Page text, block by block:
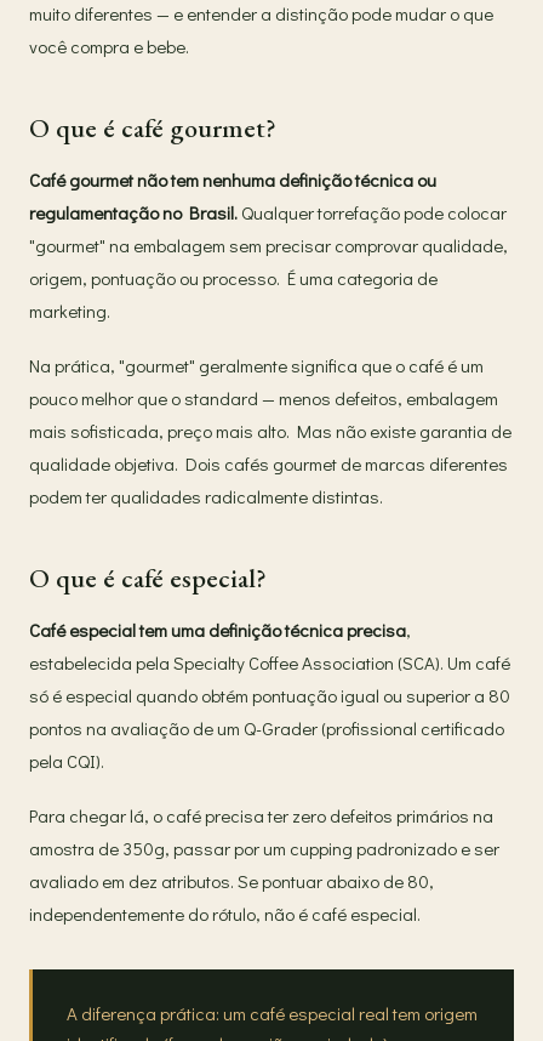
muito diferentes — e entender a distinção pode mudar o que
você compra e bebe.
O que é café gourmet?
Café gourmet não tem nenhuma definição técnica ou
regulamentação no Brasil. Qualquer torrefação pode colocar
"gourmet" na embalagem sem precisar comprovar qualidade,
origem, pontuação ou processo. É uma categoria de
marketing.
Na prática, "gourmet" geralmente significa que o café é um
pouco melhor que o standard — menos defeitos, embalagem
mais sofisticada, preço mais alto. Mas não existe garantia de
qualidade objetiva. Dois cafés gourmet de marcas diferentes
podem ter qualidades radicalmente distintas.
O que é café especial?
Café especial tem uma definição técnica precisa,
estabelecida pela Specialty Coffee Association (SCA). Um café
só é especial quando obtém pontuação igual ou superior a 80
pontos na avaliação de um Q-Grader (profissional certificado
pela CQI).
Para chegar lá, o café precisa ter zero defeitos primários na
amostra de 350g, passar por um cupping padronizado e ser
avaliado em dez atributos. Se pontuar abaixo de 80,
independentemente do rótulo, não é café especial.
A diferença prática: um café especial real tem origem